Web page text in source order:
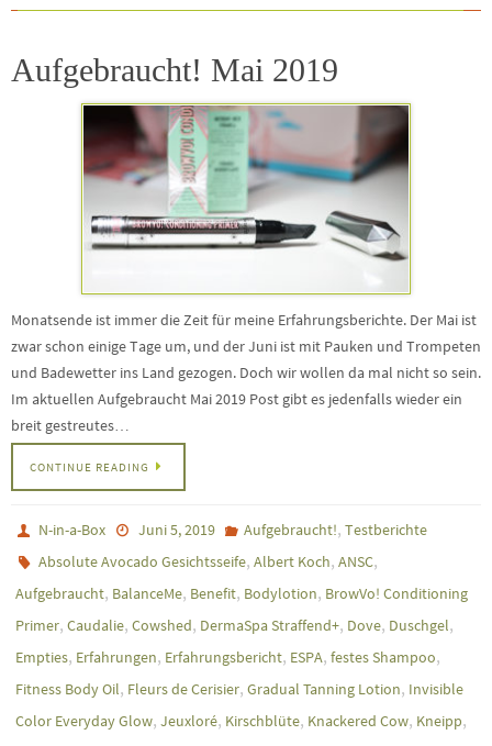
Aufgebraucht! Mai 2019
Monatsende ist immer die Zeit für meine Erfahrungsberichte. Der Mai ist
zwar schon einige Tage um, und der Juni ist mit Pauken und Trompeten
und Badewetter ins Land gezogen. Doch wir wollen da mal nicht so sein.
Im aktuellen Aufgebraucht Mai 2019 Post gibt es jedenfalls wieder ein
breit gestreutes…
CONTINUE READING
N-in-a-Box Juni 5, 2019 Aufgebraucht!, Testberichte
Absolute Avocado Gesichtsseife,Albert Koch,ANSC,
Aufgebraucht, BalanceMe, Benefit, Bodylotion, BrowVo! Conditioning
Primer, Caudalie, Cowshed, DermaSpa Straffend+, Dove, Duschgel,
Empties, Erfahrungen, Erfahrungsbericht, ESPA, festes Shampoo,
Fitness Body Oil, Fleurs de Cerisier, Gradual Tanning Lotion, Invisible
Color Everyday Glow, Jeuxloré, Kirschblüte, Knackered Cow, Kneipp,